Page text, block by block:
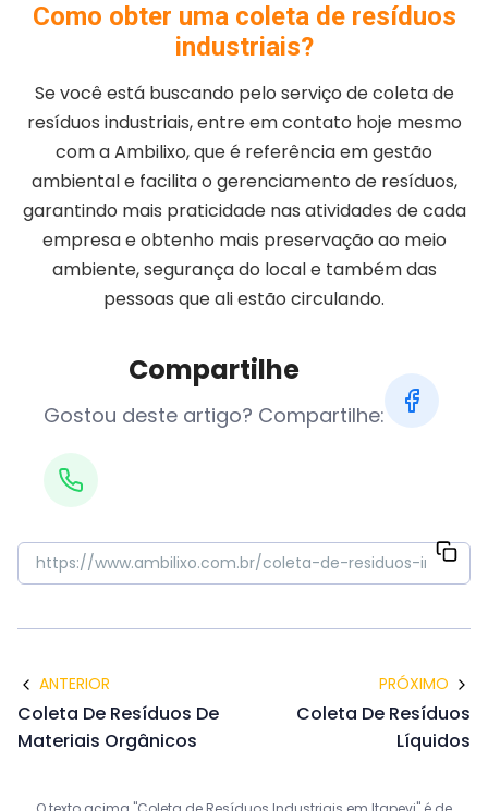
Como obter uma coleta de resíduos
industriais?
Se você está buscando pelo serviço de coleta de
resíduos industriais, entre em contato hoje mesmo
com a Ambilixo, que é referência em gestão
ambiental e facilita o gerenciamento de resíduos,
garantindo mais praticidade nas atividades de cada
empresa e obtenho mais preservação ao meio
ambiente, segurança do local e também das
pessoas que ali estão circulando.
Compartilhe
Gostou deste artigo? Compartilhe:
ANTERIOR
Coleta De Resíduos De
Materiais Orgânicos
PRÓXIMO
Coleta De Resíduos
Líquidos